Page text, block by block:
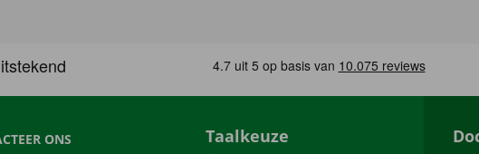
ONS
Taalkeuze